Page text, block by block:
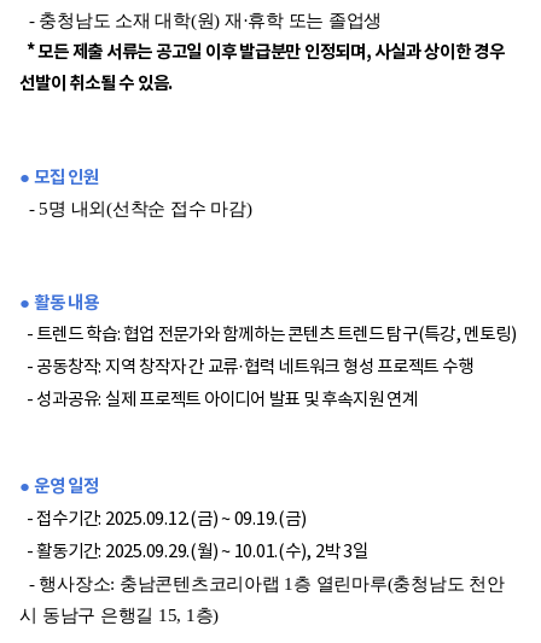
- 충청남도 소재 대학(원) 재·휴학 또는 졸업생
* 모든 제출 서류는 공고일 이후 발급분만 인정되며, 사실과 상이한 경우
선발이 취소될 수 있음.
● 모집 인원
- 5명 내외(선착순 접수 마감)
● 활동 내용
- 트렌드 학습: 협업 전문가와 함께하는 콘텐츠 트렌드 탐구(특강, 멘토링)
- 공동창작: 지역 창작자 간 교류·협력 네트워크 형성 프로젝트 수행
- 성과공유: 실제 프로젝트 아이디어 발표 및 후속지원 연계
● 운영 일정
- 접수기간: 2025.09.12.(금) ~ 09.19.(금)
- 활동기간: 2025.09.29.(월) ~ 10.01.(수), 2박 3일
- 행사장소: 충남콘텐츠코리아랩 1층 열린마루(충청남도 천안
시 동남구 은행길 15, 1층)